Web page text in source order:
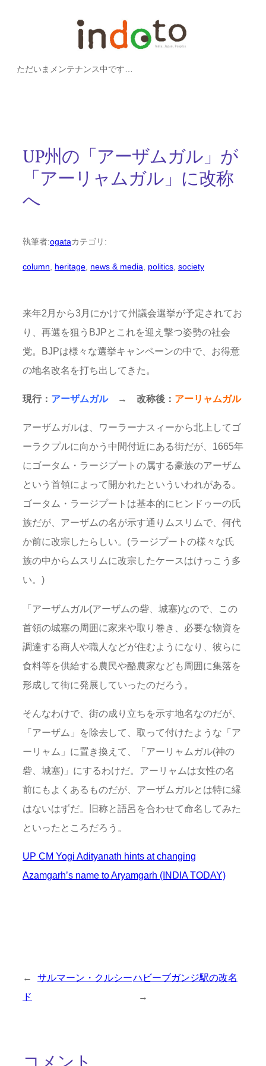
ただいまメンテナンス中です…
UP州の「アーザムガル」が
「アーリャムガル」に改称
へ
執筆者:ogataカテゴリ:
column heritage news & media politics society
来年2月から3月にかけて州議会選挙が予定されてお
り、再選を狙うBJPとこれを迎え撃つ姿勢の社会
党。BJPは様々な選挙キャンペーンの中で、お得意
の地名改名を打ち出してきた。
現行： アーザムガル→ 改称後： アーリャムガル
アーザムガルは、ワーラーナスィーから北上してゴ
ーラクプルに向かう中間付近にある街だが、1665年
にゴータム・ラージプートの属する豪族のアーザム
という首領によって開かれたといういわれがある。
ゴータム・ラージプートは基本的にヒンドゥーの氏
族だが、アーザムの名が示す通りムスリムで、何代
か前に改宗したらしい。(ラージプートの様々な氏
族の中からムスリムに改宗したケースはけっこう多
い。)
「アーザムガル(アーザムの砦、城塞)なので、この
首領の城塞の周囲に家来や取り巻き、必要な物資を
調達する商人や職人などが住むようになり、彼らに
食料等を供給する農民や酪農家なども周囲に集落を
形成して街に発展していったのだろう。
そんなわけで、街の成り立ちを示す地名なのだが、
「アーザム」を除去して、取って付けたような「ア
ーリャム」に置き換えて、「アーリャムガル(神の
砦、城塞)」にするわけだ。アーリャムは女性の名
前にもよくあるものだが、アーザムガルとは特に縁
はないはずだ。旧称と語呂を合わせて命名してみた
といったところだろう。
UP CM Yogi Adityanath hints at changing
Azamgarh’s name to Aryamgarh (INDIA TODAY)
←
サルマーン・クルシー
ド
ハビーブガンジ駅の改名
→